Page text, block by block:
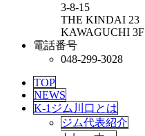
3-8-15
THE KINDAI 23
KAWAGUCHI 3F
電話番号
048-299-3028
TOP
NEWS
K-1ジム川口とは
ジム代表紹介